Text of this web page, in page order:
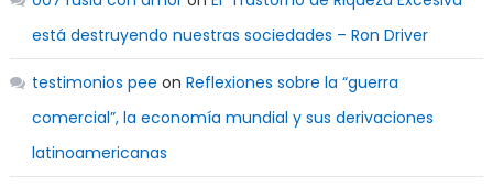
está destruyendo nuestras sociedades – Ron Driver
testimonios pee on Reflexiones sobre la “guerra
comercial”, la economía mundial y sus derivaciones
latinoamericanas